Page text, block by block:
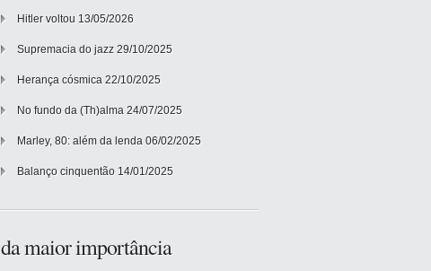
Hitler voltou 13/05/2026
Supremacia do jazz 29/10/2025
Herança cósmica 22/10/2025
No fundo da (Th)alma 24/07/2025
Marley, 80: além da lenda 06/02/2025
Balanço cinquentão 14/01/2025
da maior importância